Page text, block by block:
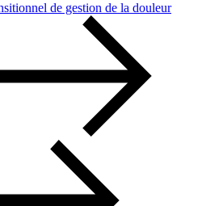
de gestion de la douleur